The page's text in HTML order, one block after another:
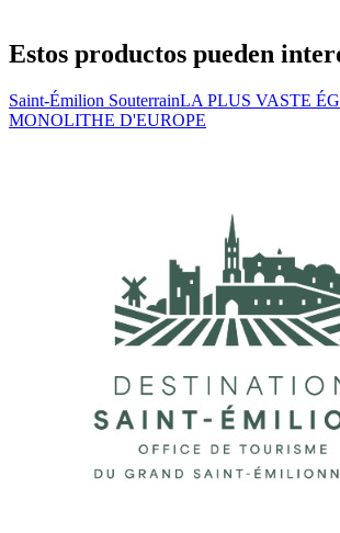
Estos productos pueden
Saint-Émilion SouterrainLA PLUS VASTE
MONOLITHE D'EUROPE